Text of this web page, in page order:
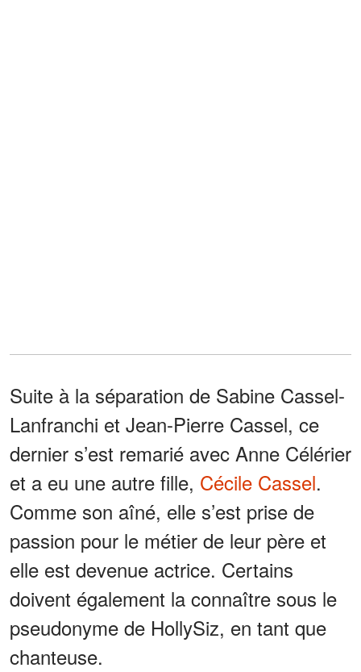
Suite à la séparation de Sabine Cassel-
Lanfranchi et Jean-Pierre Cassel, ce
dernier s’est remarié avec Anne Célérier
et a eu une autre fille, Cécile Cassel.
Comme son aîné, elle s’est prise de
passion pour le métier de leur père et
elle est devenue actrice. Certains
doivent également la connaître sous le
pseudonyme de HollySiz, en tant que
chanteuse.